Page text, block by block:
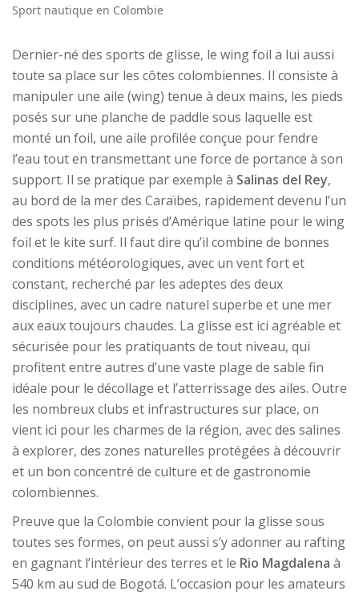
Sport nautique en Colombie
Dernier-né des sports de glisse, le wing foil a lui aussi
toute sa place sur les côtes colombiennes. Il consiste à
manipuler une aile (wing) tenue à deux mains, les pieds
posés sur une planche de paddle sous laquelle est
monté un foil, une aile profilée conçue pour fendre
l’eau tout en transmettant une force de portance à son
support. Il se pratique par exemple à Salinas del Rey,
au bord de la mer des Caraïbes, rapidement devenu l’un
des spots les plus prisés d’Amérique latine pour le wing
foil et le kite surf. Il faut dire qu’il combine de bonnes
conditions météorologiques, avec un vent fort et
constant, recherché par les adeptes des deux
disciplines, avec un cadre naturel superbe et une mer
aux eaux toujours chaudes. La glisse est ici agréable et
sécurisée pour les pratiquants de tout niveau, qui
profitent entre autres d’une vaste plage de sable fin
idéale pour le décollage et l’atterrissage des ailes. Outre
les nombreux clubs et infrastructures sur place, on
vient ici pour les charmes de la région, avec des salines
à explorer, des zones naturelles protégées à découvrir
et un bon concentré de culture et de gastronomie
colombiennes.
Preuve que la Colombie convient pour la glisse sous
toutes ses formes, on peut aussi s’y adonner au rafting
en gagnant l’intérieur des terres et le Rio Magdalena à
540 km au sud de Bogotá. L’occasion pour les amateurs